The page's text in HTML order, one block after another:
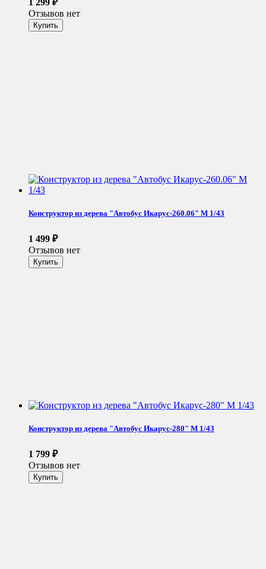
Отзывов нет
Конструктор из дерева "Автобус Икарус-260.06" М 1/43
1 499 ₽
Отзывов нет
Конструктор из дерева "Автобус Икарус-280" М 1/43
1 799 ₽
Отзывов нет